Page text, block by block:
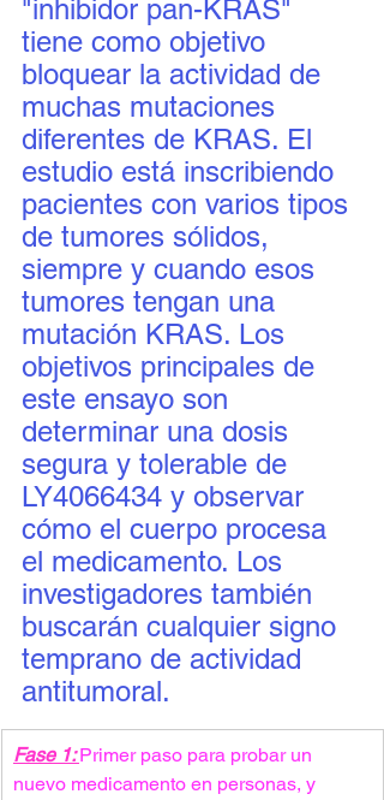
"inhibidor pan-KRAS"
tiene como objetivo
bloquear la actividad de
muchas mutaciones
diferentes de KRAS. El
estudio está inscribiendo
pacientes con varios tipos
de tumores sólidos,
siempre y cuando esos
tumores tengan una
mutación KRAS. Los
objetivos principales de
este ensayo son
determinar una dosis
segura y tolerable de
LY4066434 y observar
cómo el cuerpo procesa
el medicamento. Los
investigadores también
buscarán cualquier signo
temprano de actividad
antitumoral.
Fase 1: Primer paso para probar un
nuevo medicamento en personas, y